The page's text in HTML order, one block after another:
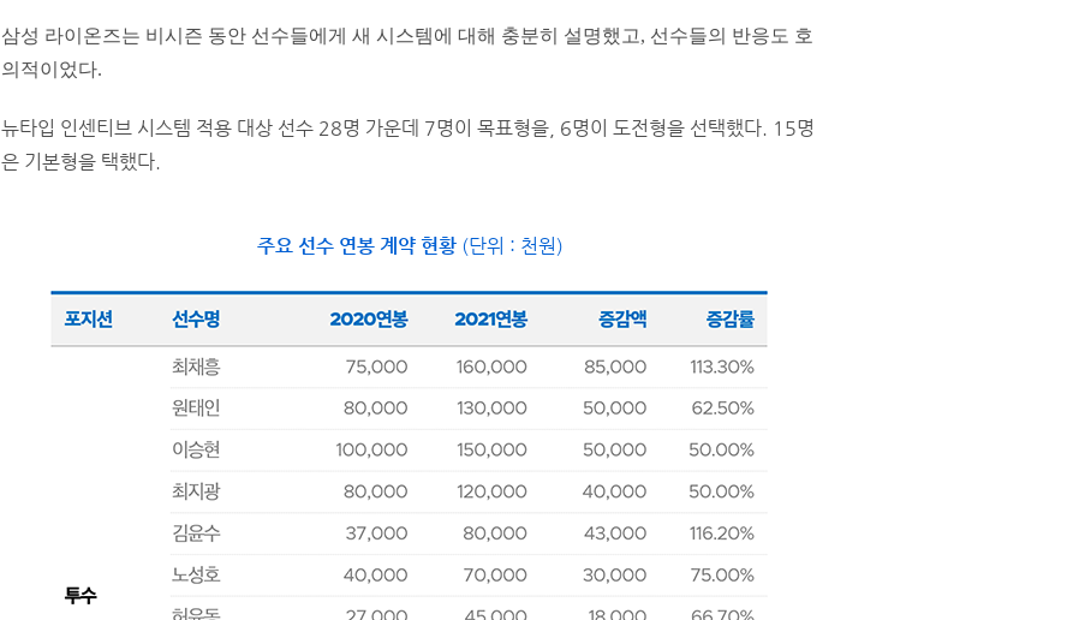
삼성 라이온즈는 비시즌 동안 선수들에게 새 시스템에 대해 충분히 설명했고, 선수들의 반응도 호
의적이었다.
뉴타입 인센티브 시스템 적용 대상 선수 28명 가운데 7명이 목표형을, 6명이 도전형을 선택했다. 15명
은 기본형을 택했다.
주요 선수 연봉 계약 현황 (단위 : 천원)